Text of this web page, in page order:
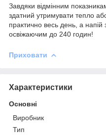
Завдяки відмінним
здатний утримувати тепло
практично весь день, а
освіжаючим до 240 годин!
Приховати
Характеристики
Основні
Виробник
Тип